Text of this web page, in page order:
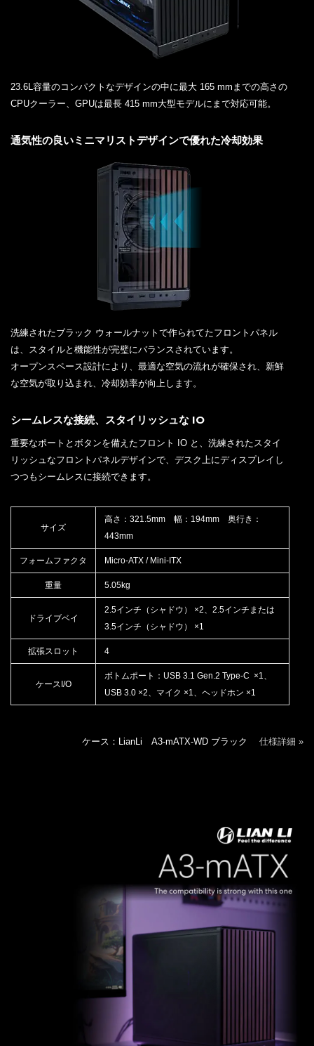
23.6L容量のコンパクトなデザインの中に最大 165 mmまでの高さの
CPUクーラー、GPUは最長 415 mm大型モデルにまで対応可能。
通気性の良いミニマリストデザインで優れた冷却効果
洗練されたブラック ウォールナットで作られてたフロントパネル
は、スタイルと機能性が完璧にバランスされています。
オープンスペース設計により、最適な空気の流れが確保され、新鮮
な空気が取り込まれ、冷却効率が向上します。
シームレスな接続、スタイリッシュな IO
重要なポートとボタンを備えたフロント IO と、洗練されたスタイ
リッシュなフロントパネルデザインで、デスク上にディスプレイし
つつもシームレスに接続できます。
サイズ
高さ：321.5mm 幅：194mm 奥行き：
443mm
フォームファクタ Micro-ATX / Mini-ITX
重量 5.05kg
ドライブベイ
2.5インチ（シャドウ） ×2、2.5インチまたは
3.5インチ（シャドウ） ×1
拡張スロット 4
ケースI/O
ボトムポート：USB 3.1 Gen.2 Type-C ×1、
USB 3.0 ×2、マイク ×1、ヘッドホン ×1
ケース：LianLi A3-mATX-WD ブラック 仕様詳細 »